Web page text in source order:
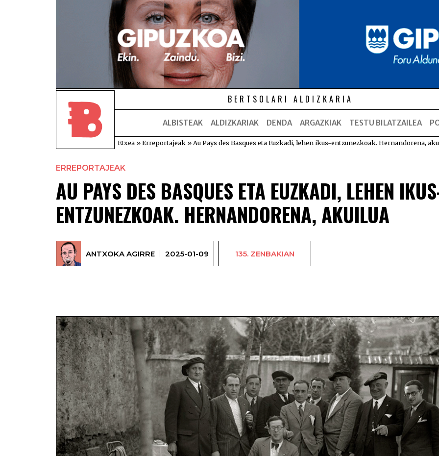
BERTSOLARI ALDIZKARIA
ALBISTEAK ALDIZKARIAK DENDA ARGAZKIAK TESTU BILATZAILEA
Etxea »Erreportajeak » Au Pays des Basques eta Euzkadi, lehen ikus-entzunezkoak. Hernandorena,
ERREPORTAJEAK
AU PAYS DES BASQUES ETA EUZKADI, LEHEN
ENTZUNEZKOAK. HERNANDORENA, AKUILUA
ANTXOKA AGIRRE 2025-01-09 135. ZENBAKIAN